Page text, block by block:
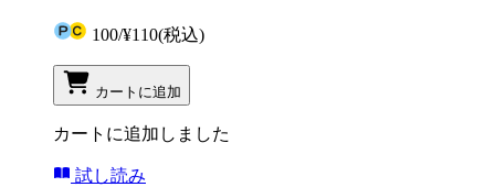
100/¥110(税込)
カートに追加
カートに追加しました
試し読み